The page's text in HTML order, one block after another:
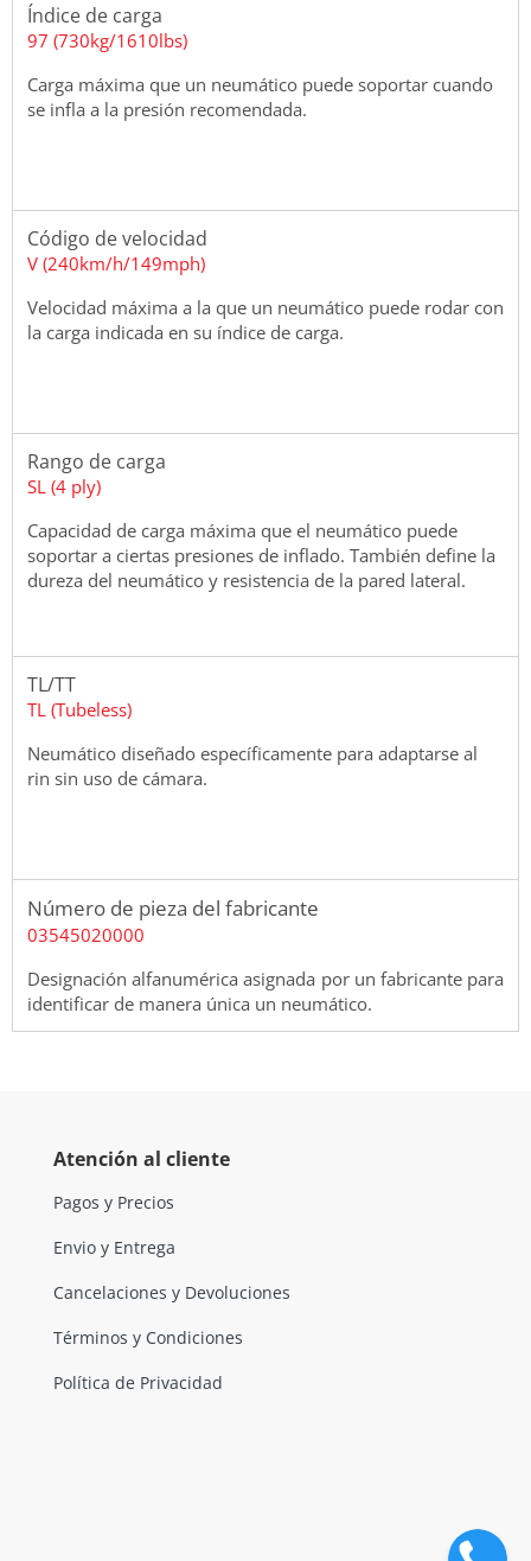
Índice de carga
97 (730kg/1610lbs)
Carga máxima que un neumático puede soportar cuando
se infla a la presión recomendada.
Código de velocidad
V (240km/h/149mph)
Velocidad máxima a la que un neumático puede rodar con
la carga indicada en su índice de carga.
Rango de carga
SL (4 ply)
Capacidad de carga máxima que el neumático puede
soportar a ciertas presiones de inflado. También define la
dureza del neumático y resistencia de la pared lateral.
TL/TT
TL (Tubeless)
Neumático diseñado específicamente para adaptarse al
rin sin uso de cámara.
Número de pieza del fabricante
03545020000
Designación alfanumérica asignada por un fabricante para
identificar de manera única un neumático.
Atención al cliente
Pagos y Precios
Envio y Entrega
Cancelaciones y Devoluciones
Términos y Condiciones
Política de Privacidad